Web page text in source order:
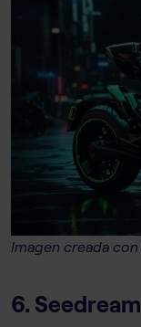
Imagen creada
6. Seedream